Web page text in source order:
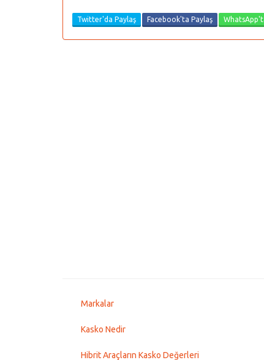
Twitter'da Paylaş Facebook'ta Paylaş
Markalar
Kasko Nedir
Hibrit Araçların Kasko Değerleri